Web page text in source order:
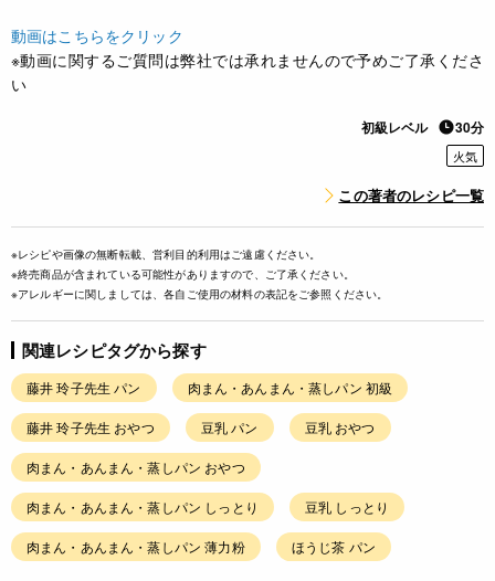
動画はこちらをクリック
※動画に関するご質問は弊社では承れませんので予めご了承くださ
い
初級レベル 30分
火気
この著者のレシピ一覧
※レシピや画像の無断転載、営利目的利用はご遠慮ください。
※終売商品が含まれている可能性がありますので、ご了承ください。
※アレルギーに関しましては、各自ご使用の材料の表記をご参照ください。
関連レシピタグから探す
藤井 玲子先生 パン 肉まん・あんまん・蒸しパン 初級
藤井 玲子先生 おやつ 豆乳 パン 豆乳 おやつ
肉まん・あんまん・蒸しパン おやつ
肉まん・あんまん・蒸しパン しっとり 豆乳 しっとり
肉まん・あんまん・蒸しパン 薄力粉 ほうじ茶 パン